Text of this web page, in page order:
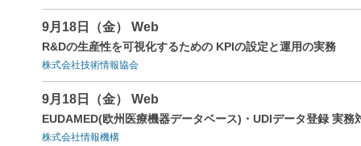
9月18日（金） Web
R&Dの生産性を可視化するための KPIの設定と運用の実務
株式会社技術情報協会
9月18日（金） Web
EUDAMED(欧州医療機器データベース)・UDIデータ登録 実務
株式会社情報機構